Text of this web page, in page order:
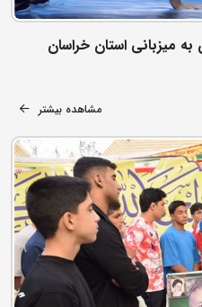
میزبانی استان خراسان
مشاهده بیشتر